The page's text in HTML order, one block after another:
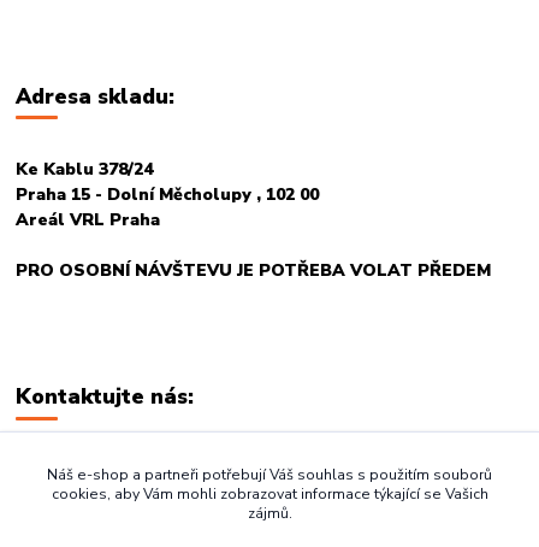
Adresa skladu:
Ke Kablu 378/24
Praha 15 - Dolní Měcholupy , 102 00
Areál VRL Praha
PRO OSOBNÍ NÁVŠTEVU JE POTŘEBA VOLAT PŘEDEM
Kontaktujte nás:
+420 774 678 717
Náš e-shop a partneři potřebují Váš souhlas s použitím souborů
cookies, aby Vám mohli zobrazovat informace týkající se Vašich
zájmů.